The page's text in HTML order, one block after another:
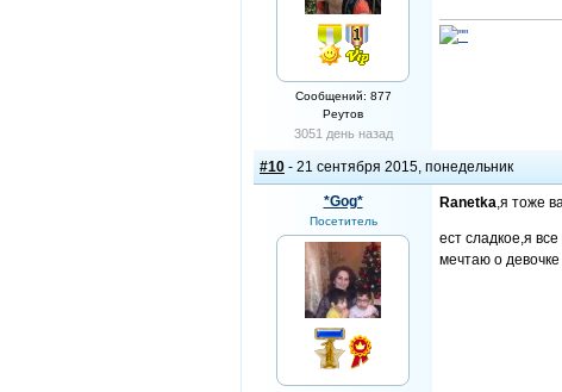
Сообщений: 877
Реутов
3051 день назад
#10 - 21 сентября 2015, понедельник
*Gog*
Посетитель
Ranetka,я тоже
ест сладкое,я
мечтаю о девочке